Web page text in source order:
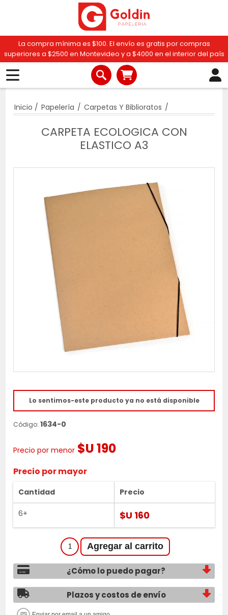
La compra mínima es $100. El envío es gratis por compras
superiores a $2500 en Montevideo y a $4000 en el interior del país
Inicio / Papelería / Carpetas Y Biblioratos /
CARPETA ECOLOGICA CON
ELASTICO A3
Lo sentimos-este producto ya no está disponible
Código: 1634-0
Precio por menor $U 190
Precio por mayor
Cantidad
6+
Precio
$U 160
¿Cómo lo puedo pagar?
Plazos y costos de envío